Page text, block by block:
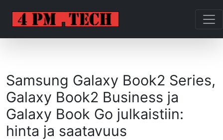
Samsung Galaxy Book2 Series,
Galaxy Book2 Business ja
Galaxy Book Go julkaistiin:
hinta ja saatavuus